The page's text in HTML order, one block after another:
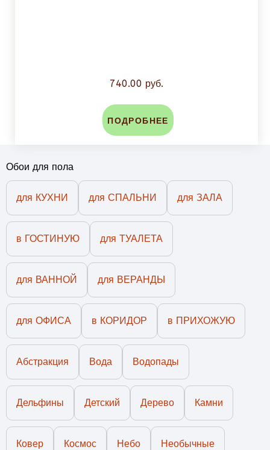
740.00 руб.
ПОДРОБНЕЕ
Обои для пола
для КУХНИ для СПАЛЬНИ для ЗАЛА
в ГОСТИНУЮ для ТУАЛЕТА
для ВАННОЙ для ВЕРАНДЫ
для ОФИСА в КОРИДОР в ПРИХОЖУЮ
Абстракция Вода Водопады
Дельфины Детский Дерево Камни
Ковер Космос Небо Необычные